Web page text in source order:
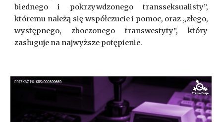
biednego i pokrzywdzonego transseksualisty”,
któremu należą się współczucie i pomoc, oraz „złego,
występnego, zboczonego transwestyty”, który
zasługuje na najwyższe potępienie.